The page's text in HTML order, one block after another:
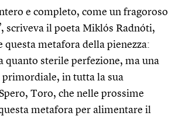
e completo, come un fragoroso
scriveva il poeta Miklós Radnóti,
questa metafora della pienezza:
quanto sterile perfezione, ma una
primordiale, in tutta la sua
Toro, che nelle prossime
metafora per alimentare il